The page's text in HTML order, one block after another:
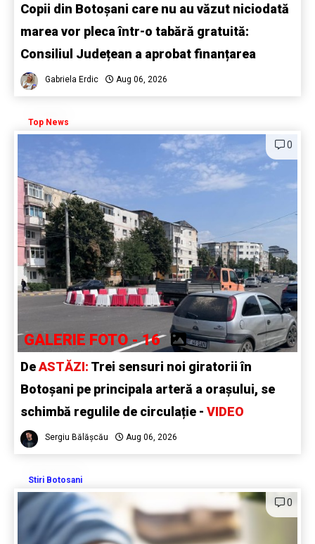
Copii din Botoșani care nu au văzut niciodată
marea vor pleca într-o tabără gratuită:
Consiliul Județean a aprobat finanțarea
Gabriela Erdic Aug 06, 2026
Top News
0
GALERIE FOTO - 16
DeASTĂZI: Trei sensuri noi giratorii în
Botoșani pe principala arteră a orașului, se
schimbă regulile de circulație - VIDEO
Sergiu Bălășcău Aug 06, 2026
Stiri Botosani
0